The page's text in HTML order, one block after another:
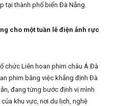
tại thành phố biển Đà Nẵng.
cho một tuần lễ điện ảnh rực
chức Liên hoan phim châu Á Đà
phim bằng việc khẳng định Đà
đang từng bước định vị mình
khu vực, nơi du lịch, nghệ